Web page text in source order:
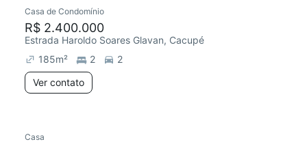
Casa de Condomínio
R$ 2.400.000
Estrada Haroldo Soares Glavan, Cacupé
185m² 2
2
Ver contato
Casa